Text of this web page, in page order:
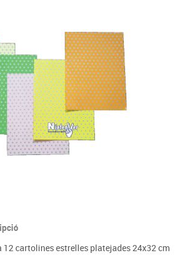
simbòlics
Matemàtiques
Ciències
12 cartolines estrelles platejades 24x32 cm